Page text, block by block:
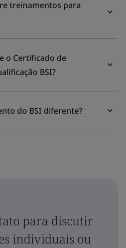
treinamentos para
o Certificado de
BSI?
do BSI diferente?
para discutir
individuais ou